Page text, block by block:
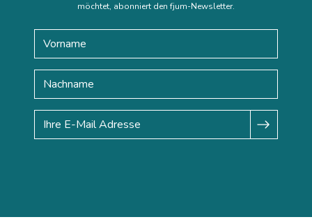
möchtet, abonniert den fjum-Newsletter.